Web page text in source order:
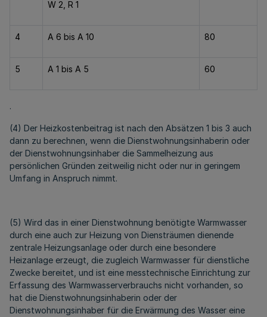
W 2, R 1
4 A 6 bis A 10 80
5 A 1 bis A 5 60
.
(4) Der Heizkostenbeitrag ist nach den Absätzen 1 bis 3 auch
dann zu berechnen, wenn die Dienstwohnungsinhaberin oder
der Dienstwohnungsinhaber die Sammelheizung aus
persönlichen Gründen zeitweilig nicht oder nur in geringem
Umfang in Anspruch nimmt.
(5) Wird das in einer Dienstwohnung benötigte Warmwasser
durch eine auch zur Heizung von Diensträumen dienende
zentrale Heizungsanlage oder durch eine besondere
Heizanlage erzeugt, die zugleich Warmwasser für dienstliche
Zwecke bereitet, und ist eine messtechnische Einrichtung zur
Erfassung des Warmwasserverbrauchs nicht vorhanden, so
hat die Dienstwohnungsinhaberin oder der
Dienstwohnungsinhaber für die Erwärmung des Wasser eine